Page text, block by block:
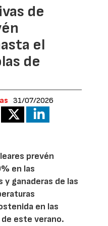
de
el
de
31/07/2026
prevén
en las
ganaderas de las
en las
este verano.